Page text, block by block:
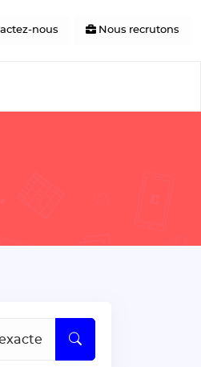
nous Nous recrutons